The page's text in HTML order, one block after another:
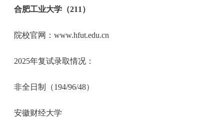
合肥工业大学（211）
院校官网：www.hfut.edu.cn
2025年复试录取情况：
非全日制（194/96/48）
安徽财经大学